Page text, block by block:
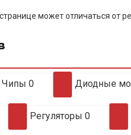
может отличаться от
Чипы 0 Диодные
Регуляторы 0